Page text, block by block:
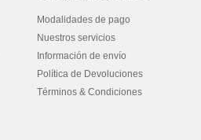
Modalidades de pago
Nuestros servicios
Información de envío
Política de Devoluciones
Términos & Condiciones